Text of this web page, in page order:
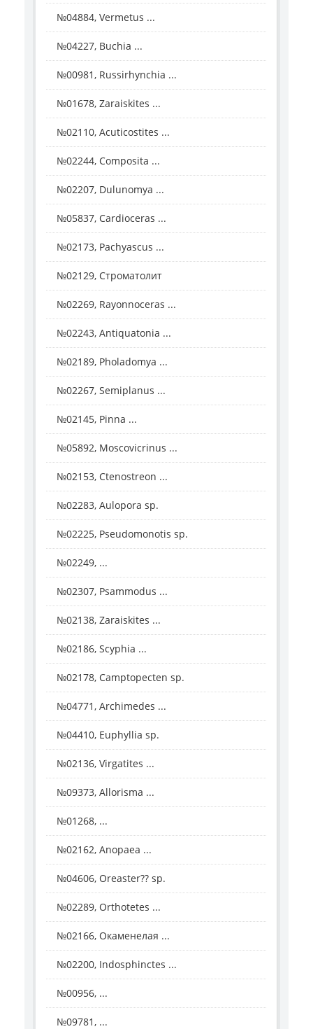
№04884, Vermetus ...
№04227, Buchia ...
№00981, Russirhynchia ...
№01678, Zaraiskites ...
№02110, Acuticostites ...
№02244, Composita ...
№02207, Dulunomya ...
№05837, Cardioceras ...
№02173, Pachyascus ...
№02129, Строматолит
№02269, Rayonnoceras ...
№02243, Antiquatonia ...
№02189, Pholadomya ...
№02267, Semiplanus ...
№02145, Pinna ...
№05892, Moscovicrinus ...
№02153, Ctenostreon ...
№02283, Aulopora sp.
№02225, Pseudomonotis sp.
№02249, ...
№02307, Psammodus ...
№02138, Zaraiskites ...
№02186, Scyphia ...
№02178, Camptopecten sp.
№04771, Archimedes ...
№04410, Euphyllia sp.
№02136, Virgatites ...
№09373, Allorisma ...
№01268, ...
№02162, Anopaea ...
№04606, Oreaster?? sp.
№02289, Orthotetes ...
№02166, Окаменелая ...
№02200, Indosphinctes ...
№00956, ...
№09781, ...